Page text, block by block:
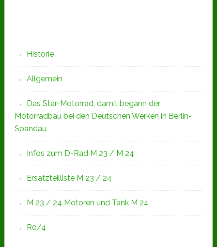
Seitenspalte
Historie
Allgemein
Das Star-Motorrad, damit begann der
Motorradbau bei den Deutschen Werken in Berlin-
Spandau
Infos zum D-Rad M 23 / M 24
Ersatzteilliste M 23 / 24
M 23 / 24 Motoren und Tank M 24
R0/4